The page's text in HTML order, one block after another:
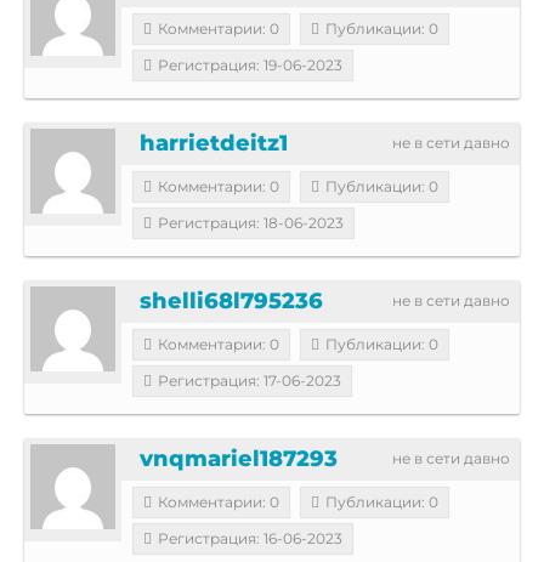
Комментарии: 0
Публикации: 0
Регистрация: 19-06-2023
не в сети давно
harrietdeitz1
Комментарии: 0
Публикации: 0
Регистрация: 18-06-2023
не в сети давно
shelli68l795236
Комментарии: 0
Публикации: 0
Регистрация: 17-06-2023
не в сети давно
vnqmariel187293
Комментарии: 0
Публикации: 0
Регистрация: 16-06-2023